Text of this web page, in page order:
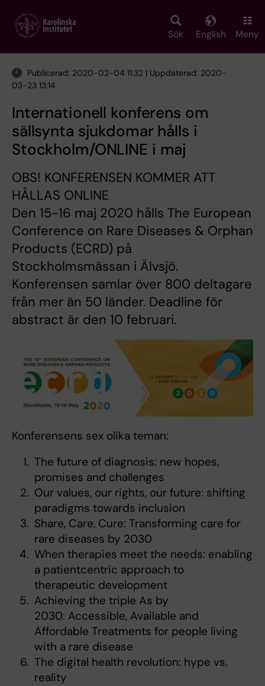
main
Sök English Meny
Publicerad: 2020-02-04 11:32 | Uppdaterad: 2020-
03-23 13:14
Internationell konferens om
sällsynta sjukdomar hålls i
Stockholm/ONLINE i maj
OBS! KONFERENSEN KOMMER ATT
HÅLLAS ONLINE
Den 15-16 maj 2020 hålls The European
Conference on Rare Diseases & Orphan
Products (ECRD) på
Stockholmsmässan i Älvsjö.
Konferensen samlar över 800 deltagare
från mer än 50 länder. Deadline för
abstract är den 10 februari.
Konferensens sex olika teman:
The future of diagnosis: new hopes,
promises and challenges
Our values, our rights, our future: shifting
paradigms towards inclusion
Share, Care, Cure: Transforming care for
rare diseases by 2030
When therapies meet the needs: enabling
a patientcentric approach to
therapeutic development
Achieving the triple As by
2030: Accessible, Available and
Affordable Treatments for people living
with a rare disease
The digital health revolution: hype vs.
reality